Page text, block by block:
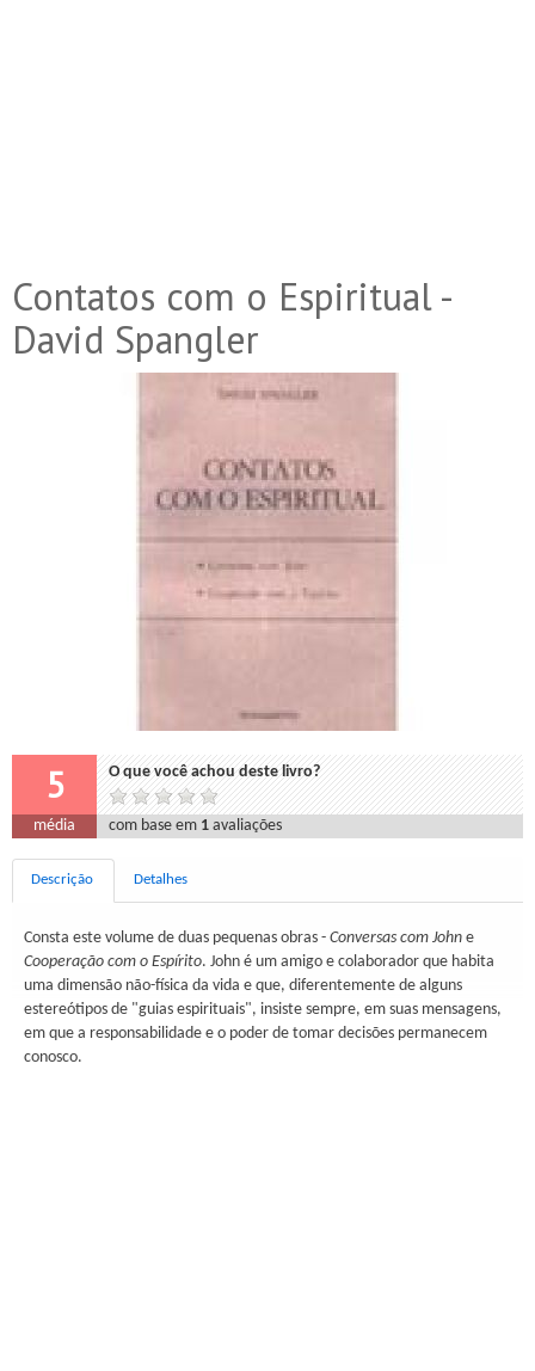
Contatos com o Espiritual -
David Spangler
5 O que você achou deste livro?
média com base em 1 avaliações
Descrição Detalhes
Consta este volume de duas pequenas obras - Conversas com John e
Cooperação com o Espírito. John é um amigo e colaborador que habita
uma dimensão não-física da vida e que, diferentemente de alguns
estereótipos de "guias espirituais", insiste sempre, em suas mensagens,
em que a responsabilidade e o poder de tomar decisões permanecem
conosco.